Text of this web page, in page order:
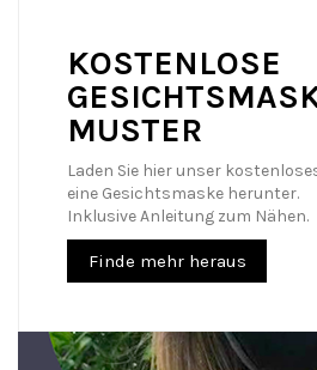
KOSTENLOSE
MUSTER
Laden Sie hier unser
eine Gesichtsmaske herunter.
Inklusive Anleitung zum Nähen.
Finde mehr heraus